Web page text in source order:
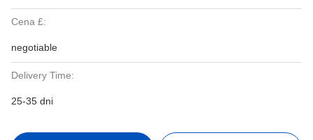
Cena £:
negotiable
Delivery Time:
25-35 dni